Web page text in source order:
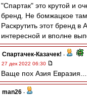
"Спартак" это крутой и
бренд. Не бомжацкое там
Раскрутить этот бренд в
интересной и вполне
Спартачек-Казачек! -
27 дек 2022 06:30
Ваще пох Азия
man26 -